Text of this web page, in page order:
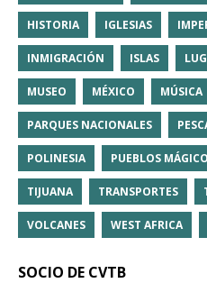
HISTORIA IGLESIAS
INMIGRACIÓN ISLAS
MUSEO MÉXICO MÚSICA
PARQUES NACIONALES
POLINESIA PUEBLOS
TIJUANA TRANSPORTES
VOLCANES WEST AFRICA
SOCIO DE CVTB